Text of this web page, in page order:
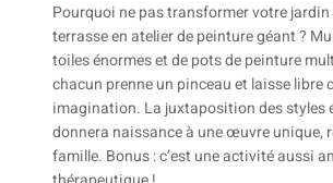
Pourquoi ne pas transformer votre
terrasse en atelier de peinture géant ?
toiles énormes et de pots de peinture
chacun prenne un pinceau et laisse libre
imagination. La juxtaposition des styles
donnera naissance à une œuvre unique,
famille. Bonus : c’est une activité aussi